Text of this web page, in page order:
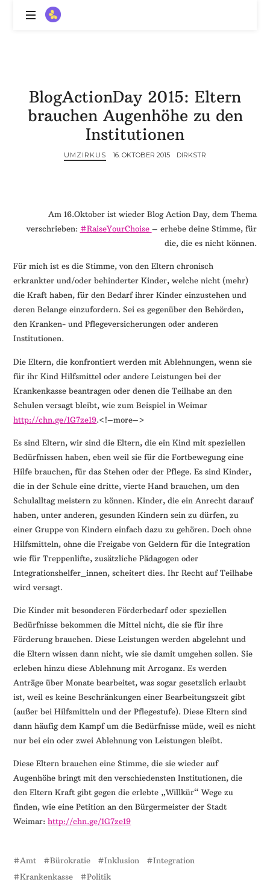
ZitronenBitter
mit
Lebenslimitierung
-
Scheitern,
Mut
und
//
BlogActionDay 2015: Eltern
brauchen Augenhöhe zu den
Institutionen
UMZIRKUS 16. OKTOBER 2015 DIRKSTR
Am 16.Oktober ist wieder Blog Action Day, dem Thema
verschrieben: #RaiseYourChoise – erhebe deine Stimme, für
die, die es nicht können.
Für mich ist es die Stimme, von den Eltern chronisch
erkrankter und/oder behinderter Kinder, welche nicht (mehr)
die Kraft haben, für den Bedarf ihrer Kinder einzustehen und
deren Belange einzufordern. Sei es gegenüber den Behörden,
den Kranken- und Pflegeversicherungen oder anderen
Institutionen.
Die Eltern, die konfrontiert werden mit Ablehnungen, wenn sie
für ihr Kind Hilfsmittel oder andere Leistungen bei der
Krankenkasse beantragen oder denen die Teilhabe an den
Schulen versagt bleibt, wie zum Beispiel in Weimar
http://chn.ge/1G7ze19.<!–more–>
Es sind Eltern, wir sind die Eltern, die ein Kind mit speziellen
Bedürfnissen haben, eben weil sie für die Fortbewegung eine
Hilfe brauchen, für das Stehen oder der Pflege. Es sind Kinder,
die in der Schule eine dritte, vierte Hand brauchen, um den
Schulalltag meistern zu können. Kinder, die ein Anrecht darauf
haben, unter anderen, gesunden Kindern sein zu dürfen, zu
einer Gruppe von Kindern einfach dazu zu gehören. Doch ohne
Hilfsmitteln, ohne die Freigabe von Geldern für die Integration
wie für Treppenlifte, zusätzliche Pädagogen oder
Integrationshelfer_innen, scheitert dies. Ihr Recht auf Teilhabe
wird versagt.
Die Kinder mit besonderen Förderbedarf oder speziellen
Bedürfnisse bekommen die Mittel nicht, die sie für ihre
Förderung brauchen. Diese Leistungen werden abgelehnt und
die Eltern wissen dann nicht, wie sie damit umgehen sollen. Sie
erleben hinzu diese Ablehnung mit Arroganz. Es werden
Anträge über Monate bearbeitet, was sogar gesetzlich erlaubt
ist, weil es keine Beschränkungen einer Bearbeitungszeit gibt
(außer bei Hilfsmitteln und der Pflegestufe). Diese Eltern sind
dann häufig dem Kampf um die Bedürfnisse müde, weil es nicht
nur bei ein oder zwei Ablehnung von Leistungen bleibt.
Diese Eltern brauchen eine Stimme, die sie wieder auf
Augenhöhe bringt mit den verschiedensten Institutionen, die
den Eltern Kraft gibt gegen die erlebte „Willkür“ Wege zu
finden, wie eine Petition an den Bürgermeister der Stadt
Weimar:http://chn.ge/1G7ze19
Amt Bürokratie Inklusion
Integration
Krankenkasse
Politik